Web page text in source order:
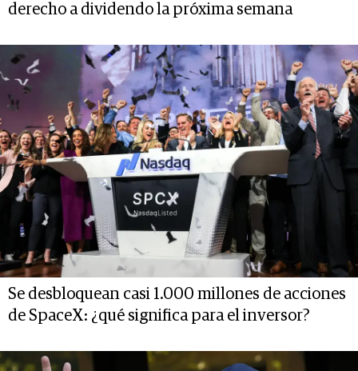
derecho a dividendo la próxima semana
Se desbloquean casi 1.000 millones de acciones
de SpaceX: ¿qué significa para el inversor?